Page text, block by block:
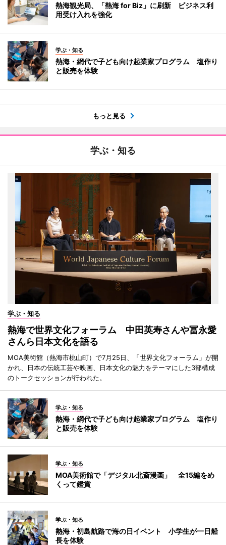
熱海観光局、「熱海 for Biz」に刷新 ビジネス利
用受け入れを強化
学ぶ・知る
熱海・網代で子ども向け起業家プログラム 塩作り
と販売を体験
もっと見る
学ぶ・知る
学ぶ・知る
熱海で世界文化フォーラム 中田英寿さんや冨永愛
さんら日本文化を語る
MOA美術館（熱海市桃山町）で7月25日、「世界文化フォーラム」が開
かれ、日本の伝統工芸や映画、日本文化の魅力をテーマにした3部構成
のトークセッションが行われた。
学ぶ・知る
熱海・網代で子ども向け起業家プログラム 塩作り
と販売を体験
学ぶ・知る
MOA美術館で「デジタル北斎漫画」 全15編をめ
くって鑑賞
学ぶ・知る
熱海・初島航路で海の日イベント 小学生が一日船
長を体験